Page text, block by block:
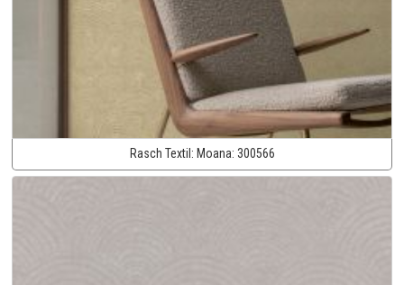
Rasch Textil: Moana: 300566